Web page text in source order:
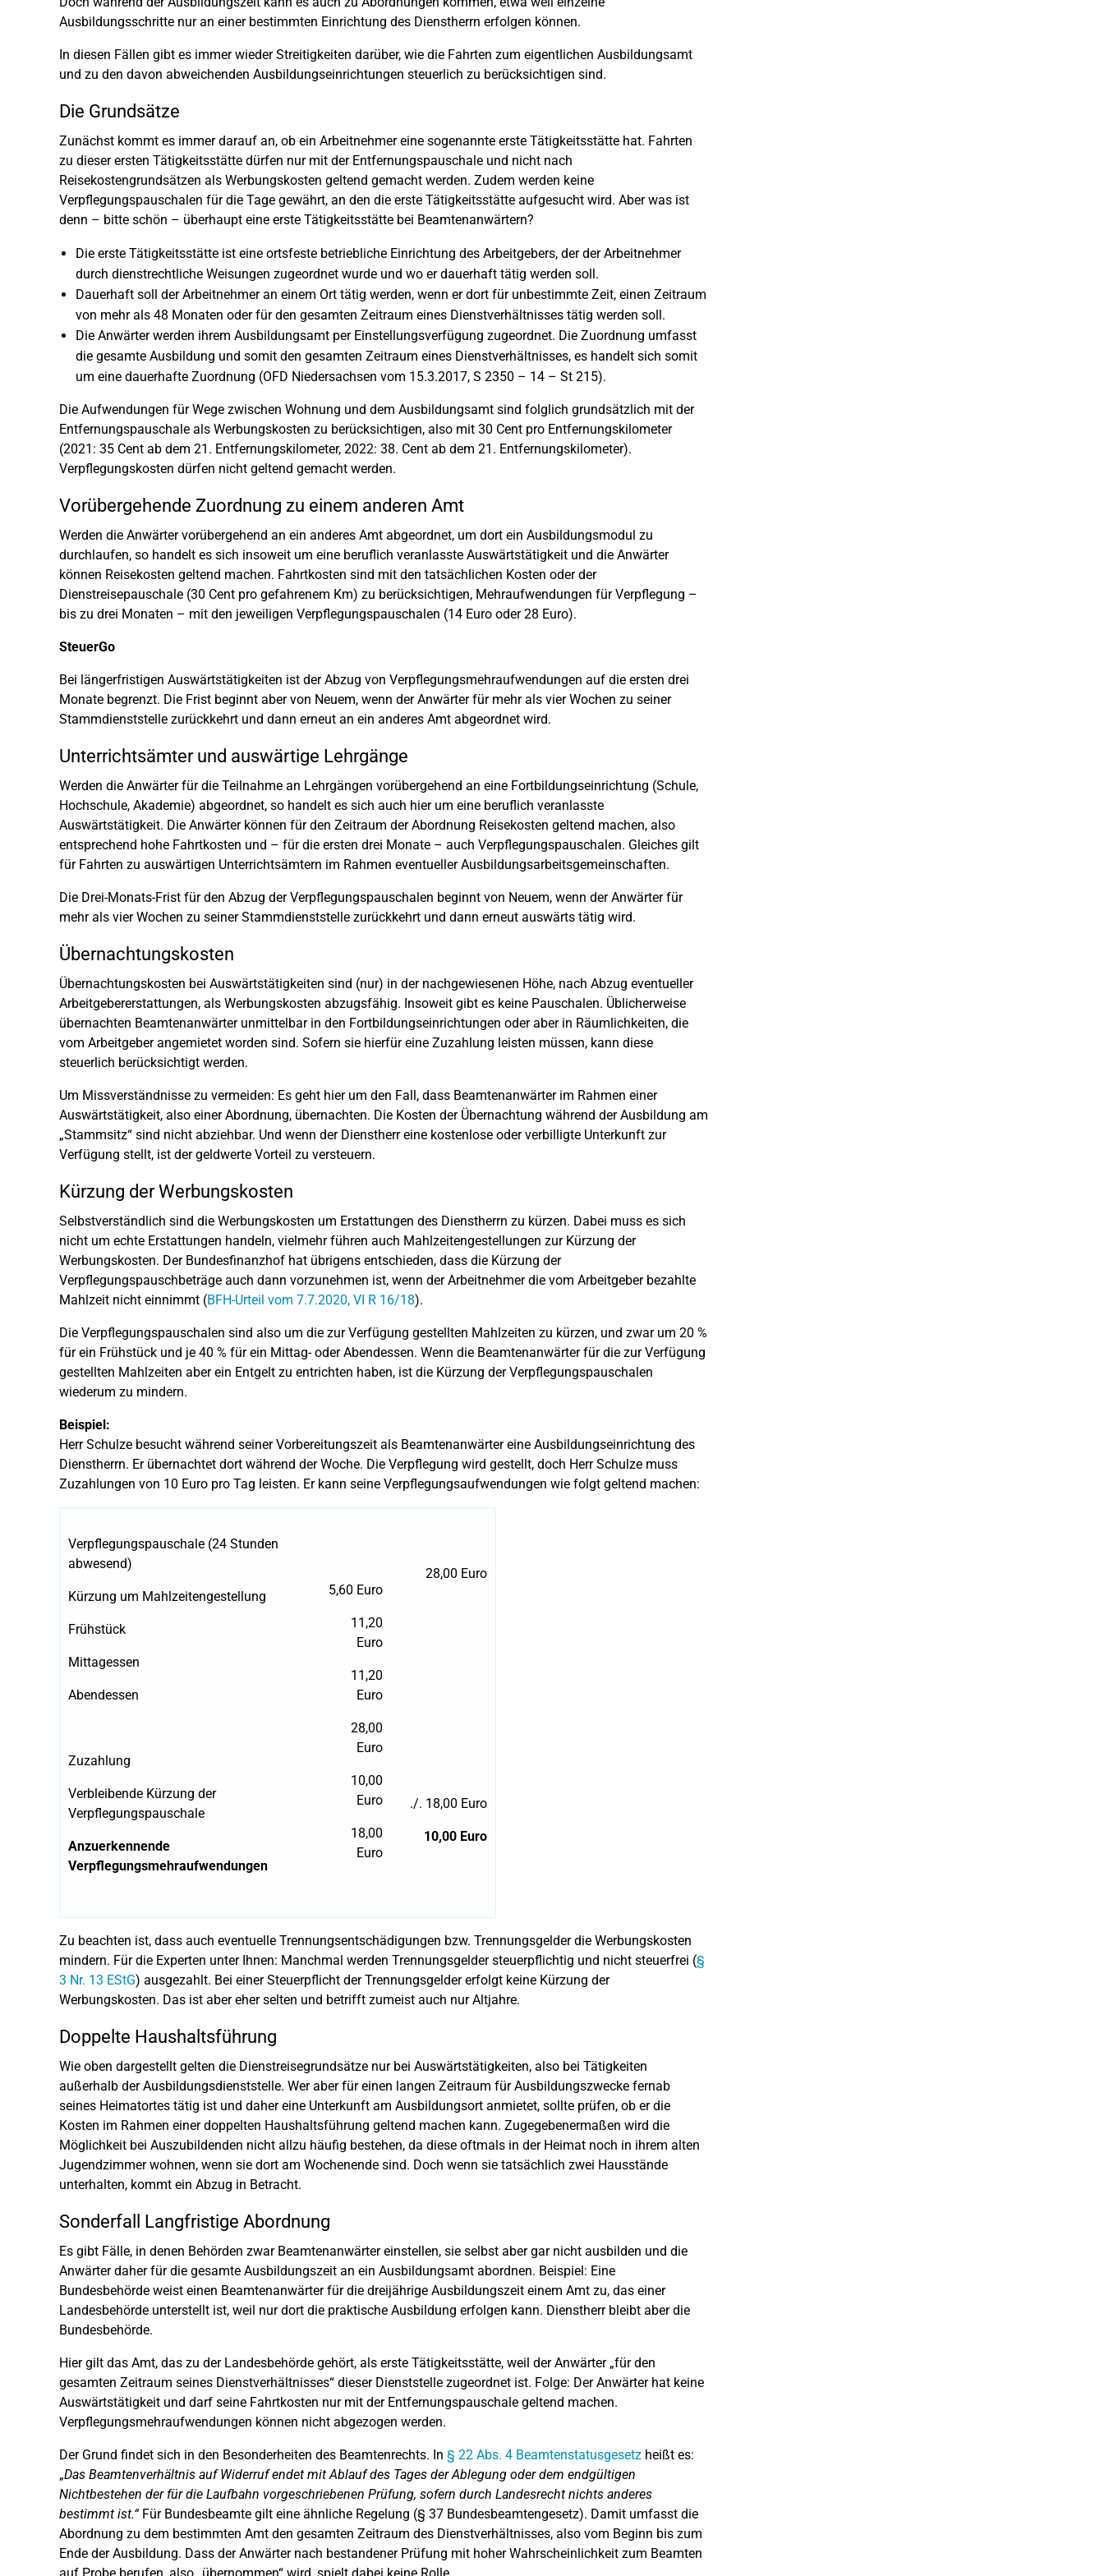
Ausbildungsschritte nur an einer bestimmten Einrichtung des Dienstherrn erfolgen können.
In diesen Fällen gibt es immer wieder Streitigkeiten darüber, wie die Fahrten zum eigentlichen Ausbildungsamt
und zu den davon abweichenden Ausbildungseinrichtungen steuerlich zu berücksichtigen sind.
Die Grundsätze
Zunächst kommt es immer darauf an, ob ein Arbeitnehmer eine sogenannte erste Tätigkeitsstätte hat. Fahrten
zu dieser ersten Tätigkeitsstätte dürfen nur mit der Entfernungspauschale und nicht nach
Reisekostengrundsätzen als Werbungskosten geltend gemacht werden. Zudem werden keine
Verpflegungspauschalen für die Tage gewährt, an den die erste Tätigkeitsstätte aufgesucht wird. Aber was ist
denn – bitte schön – überhaupt eine erste Tätigkeitsstätte bei Beamtenanwärtern?
Die erste Tätigkeitsstätte ist eine ortsfeste betriebliche Einrichtung des Arbeitgebers, der der Arbeitnehmer
durch dienstrechtliche Weisungen zugeordnet wurde und wo er dauerhaft tätig werden soll.
Dauerhaft soll der Arbeitnehmer an einem Ort tätig werden, wenn er dort für unbestimmte Zeit, einen Zeitraum
von mehr als 48 Monaten oder für den gesamten Zeitraum eines Dienstverhältnisses tätig werden soll.
Die Anwärter werden ihrem Ausbildungsamt per Einstellungsverfügung zugeordnet. Die Zuordnung umfasst
die gesamte Ausbildung und somit den gesamten Zeitraum eines Dienstverhältnisses, es handelt sich somit
um eine dauerhafte Zuordnung (OFD Niedersachsen vom 15.3.2017, S 2350 – 14 – St 215).
Die Aufwendungen für Wege zwischen Wohnung und dem Ausbildungsamt sind folglich grundsätzlich mit der
Entfernungspauschale als Werbungskosten zu berücksichtigen, also mit 30 Cent pro Entfernungskilometer
(2021: 35 Cent ab dem 21. Entfernungskilometer, 2022: 38. Cent ab dem 21. Entfernungskilometer).
Verpflegungskosten dürfen nicht geltend gemacht werden.
Vorübergehende Zuordnung zu einem anderen Amt
Werden die Anwärter vorübergehend an ein anderes Amt abgeordnet, um dort ein Ausbildungsmodul zu
durchlaufen, so handelt es sich insoweit um eine beruflich veranlasste Auswärtstätigkeit und die Anwärter
können Reisekosten geltend machen. Fahrtkosten sind mit den tatsächlichen Kosten oder der
Dienstreisepauschale (30 Cent pro gefahrenem Km) zu berücksichtigen, Mehraufwendungen für Verpflegung –
bis zu drei Monaten – mit den jeweiligen Verpflegungspauschalen (14 Euro oder 28 Euro).
SteuerGo
Bei längerfristigen Auswärtstätigkeiten ist der Abzug von Verpflegungsmehraufwendungen auf die ersten drei
Monate begrenzt. Die Frist beginnt aber von Neuem, wenn der Anwärter für mehr als vier Wochen zu seiner
Stammdienststelle zurückkehrt und dann erneut an ein anderes Amt abgeordnet wird.
Unterrichtsämter und auswärtige Lehrgänge
Werden die Anwärter für die Teilnahme an Lehrgängen vorübergehend an eine Fortbildungseinrichtung (Schule,
Hochschule, Akademie) abgeordnet, so handelt es sich auch hier um eine beruflich veranlasste
Auswärtstätigkeit. Die Anwärter können für den Zeitraum der Abordnung Reisekosten geltend machen, also
entsprechend hohe Fahrtkosten und – für die ersten drei Monate – auch Verpflegungspauschalen. Gleiches gilt
für Fahrten zu auswärtigen Unterrichtsämtern im Rahmen eventueller Ausbildungsarbeitsgemeinschaften.
Die Drei-Monats-Frist für den Abzug der Verpflegungspauschalen beginnt von Neuem, wenn der Anwärter für
mehr als vier Wochen zu seiner Stammdienststelle zurückkehrt und dann erneut auswärts tätig wird.
Übernachtungskosten
Übernachtungskosten bei Auswärtstätigkeiten sind (nur) in der nachgewiesenen Höhe, nach Abzug eventueller
Arbeitgebererstattungen, als Werbungskosten abzugsfähig. Insoweit gibt es keine Pauschalen. Üblicherweise
übernachten Beamtenanwärter unmittelbar in den Fortbildungseinrichtungen oder aber in Räumlichkeiten, die
vom Arbeitgeber angemietet worden sind. Sofern sie hierfür eine Zuzahlung leisten müssen, kann diese
steuerlich berücksichtigt werden.
Um Missverständnisse zu vermeiden: Es geht hier um den Fall, dass Beamtenanwärter im Rahmen einer
Auswärtstätigkeit, also einer Abordnung, übernachten. Die Kosten der Übernachtung während der Ausbildung am
„Stammsitz“ sind nicht abziehbar. Und wenn der Dienstherr eine kostenlose oder verbilligte Unterkunft zur
Verfügung stellt, ist der geldwerte Vorteil zu versteuern.
Kürzung der Werbungskosten
Selbstverständlich sind die Werbungskosten um Erstattungen des Dienstherrn zu kürzen. Dabei muss es sich
nicht um echte Erstattungen handeln, vielmehr führen auch Mahlzeitengestellungen zur Kürzung der
Werbungskosten. Der Bundesfinanzhof hat übrigens entschieden, dass die Kürzung der
Verpflegungspauschbeträge auch dann vorzunehmen ist, wenn der Arbeitnehmer die vom Arbeitgeber bezahlte
Mahlzeit nicht einnimmt (BFH-Urteil vom 7.7.2020, VI R 16/18).
Die Verpflegungspauschalen sind also um die zur Verfügung gestellten Mahlzeiten zu kürzen, und zwar um 20 %
für ein Frühstück und je 40 % für ein Mittag- oder Abendessen. Wenn die Beamtenanwärter für die zur Verfügung
gestellten Mahlzeiten aber ein Entgelt zu entrichten haben, ist die Kürzung der Verpflegungspauschalen
wiederum zu mindern.
Beispiel:
Herr Schulze besucht während seiner Vorbereitungszeit als Beamtenanwärter eine Ausbildungseinrichtung des
Dienstherrn. Er übernachtet dort während der Woche. Die Verpflegung wird gestellt, doch Herr Schulze muss
Zuzahlungen von 10 Euro pro Tag leisten. Er kann seine Verpflegungsaufwendungen wie folgt geltend machen:
Verpflegungspauschale (24 Stunden
abwesend)
Kürzung um Mahlzeitengestellung
Frühstück
Mittagessen
Abendessen
Zuzahlung
Verbleibende Kürzung der
Verpflegungspauschale
Anzuerkennende
Verpflegungsmehraufwendungen
5,60 Euro
11,20
Euro
11,20
Euro
28,00
Euro
10,00
Euro
18,00
Euro
28,00 Euro
./. 18,00 Euro
10,00 Euro
Zu beachten ist, dass auch eventuelle Trennungsentschädigungen bzw. Trennungsgelder die Werbungskosten
mindern. Für die Experten unter Ihnen: Manchmal werden Trennungsgelder steuerpflichtig und nicht steuerfrei (§
3 Nr. 13 EStG) ausgezahlt. Bei einer Steuerpflicht der Trennungsgelder erfolgt keine Kürzung der
Werbungskosten. Das ist aber eher selten und betrifft zumeist auch nur Altjahre.
Doppelte Haushaltsführung
Wie oben dargestellt gelten die Dienstreisegrundsätze nur bei Auswärtstätigkeiten, also bei Tätigkeiten
außerhalb der Ausbildungsdienststelle. Wer aber für einen langen Zeitraum für Ausbildungszwecke fernab
seines Heimatortes tätig ist und daher eine Unterkunft am Ausbildungsort anmietet, sollte prüfen, ob er die
Kosten im Rahmen einer doppelten Haushaltsführung geltend machen kann. Zugegebenermaßen wird die
Möglichkeit bei Auszubildenden nicht allzu häufig bestehen, da diese oftmals in der Heimat noch in ihrem alten
Jugendzimmer wohnen, wenn sie dort am Wochenende sind. Doch wenn sie tatsächlich zwei Hausstände
unterhalten, kommt ein Abzug in Betracht.
Sonderfall Langfristige Abordnung
Es gibt Fälle, in denen Behörden zwar Beamtenanwärter einstellen, sie selbst aber gar nicht ausbilden und die
Anwärter daher für die gesamte Ausbildungszeit an ein Ausbildungsamt abordnen. Beispiel: Eine
Bundesbehörde weist einen Beamtenanwärter für die dreijährige Ausbildungszeit einem Amt zu, das einer
Landesbehörde unterstellt ist, weil nur dort die praktische Ausbildung erfolgen kann. Dienstherr bleibt aber die
Bundesbehörde.
Hier gilt das Amt, das zu der Landesbehörde gehört, als erste Tätigkeitsstätte, weil der Anwärter „für den
gesamten Zeitraum seines Dienstverhältnisses“ dieser Dienststelle zugeordnet ist. Folge: Der Anwärter hat keine
Auswärtstätigkeit und darf seine Fahrtkosten nur mit der Entfernungspauschale geltend machen.
Verpflegungsmehraufwendungen können nicht abgezogen werden.
Der Grund findet sich in den Besonderheiten des Beamtenrechts. In § 22 Abs. 4 Beamtenstatusgesetz heißt es:
„Das Beamtenverhältnis auf Widerruf endet mit Ablauf des Tages der Ablegung oder dem endgültigen
Nichtbestehen der für die Laufbahn vorgeschriebenen Prüfung, sofern durch Landesrecht nichts anderes
bestimmt ist.“ Für Bundesbeamte gilt eine ähnliche Regelung (§ 37 Bundesbeamtengesetz). Damit umfasst die
Abordnung zu dem bestimmten Amt den gesamten Zeitraum des Dienstverhältnisses, also vom Beginn bis zum
Ende der Ausbildung. Dass der Anwärter nach bestandener Prüfung mit hoher Wahrscheinlichkeit zum Beamten